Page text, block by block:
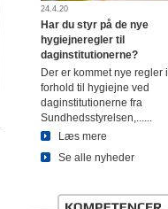
24.4.20
Har du styr på de nye
hygiejneregler til
daginstitutionerne?
Der er kommet nye regler i
forhold til hygiejne ved
daginstitutionerne fra
Sundhedsstyrelsen,......
Læs mere
Se alle nyheder